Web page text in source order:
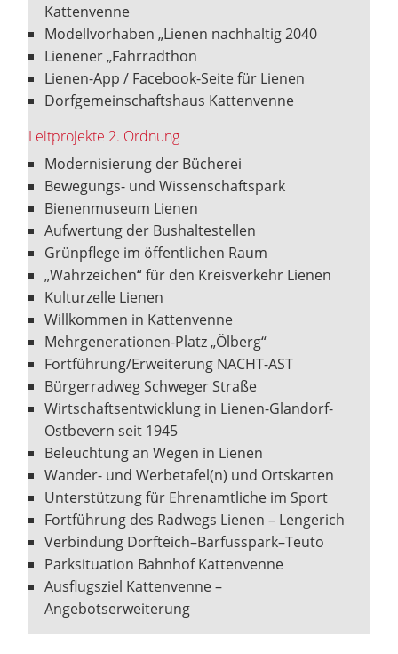
Kattenvenne
Modellvorhaben „Lienen nachhaltig 2040
Lienener „Fahrradthon
Lienen-App / Facebook-Seite für Lienen
Dorfgemeinschaftshaus Kattenvenne
Leitprojekte 2. Ordnung
Modernisierung der Bücherei
Bewegungs- und Wissenschaftspark
Bienenmuseum Lienen
Aufwertung der Bushaltestellen
Grünpflege im öffentlichen Raum
„Wahrzeichen“ für den Kreisverkehr Lienen
Kulturzelle Lienen
Willkommen in Kattenvenne
Mehrgenerationen-Platz „Ölberg“
Fortführung/Erweiterung NACHT-AST
Bürgerradweg Schweger Straße
Wirtschaftsentwicklung in Lienen-Glandorf-
Ostbevern seit 1945
Beleuchtung an Wegen in Lienen
Wander- und Werbetafel(n) und Ortskarten
Unterstützung für Ehrenamtliche im Sport
Fortführung des Radwegs Lienen – Lengerich
Verbindung Dorfteich–Barfusspark–Teuto
Parksituation Bahnhof Kattenvenne
Ausflugsziel Kattenvenne –
Angebotserweiterung